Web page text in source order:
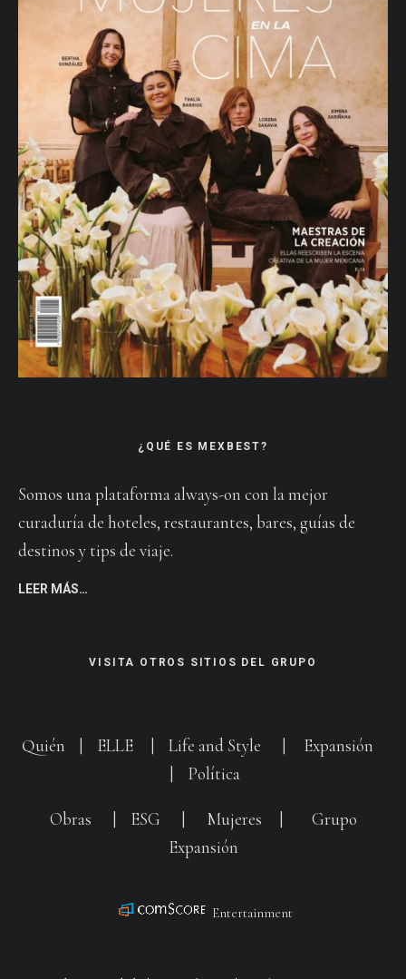
¿QUÉ ES MEXBEST?
Somos una plataforma always-on con la mejor
curaduría de hoteles, restaurantes, bares, guías de
destinos y tips de viaje.
LEER MÁS…
VISITA OTROS SITIOS DEL GRUPO
Quién ELLE Life and Style
Expansión
Política
Obras ESG Mujeres
Grupo
Expansión
Entertainment